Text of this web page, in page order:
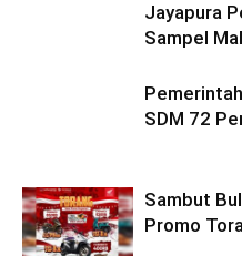
Jayapura
Sampel
SDM 72
Sambut
Promo